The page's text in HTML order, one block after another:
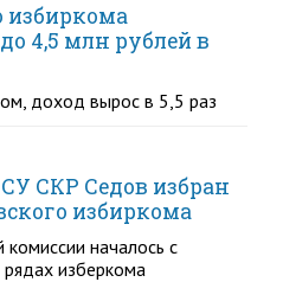
избиркома
4,5 млн рублей в
доход вырос в 5,5 раз
СКР Седов избран
избиркома
началось с
изберкома